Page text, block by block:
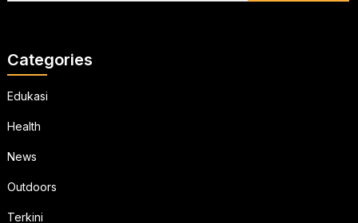
Categories
Edukasi
Health
News
Outdoors
Terkini